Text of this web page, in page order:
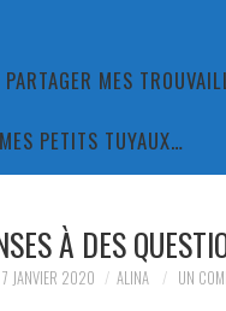
MES
PETITS TUYAUX…
À DES
7 JANVIER 2020 ALINA UN